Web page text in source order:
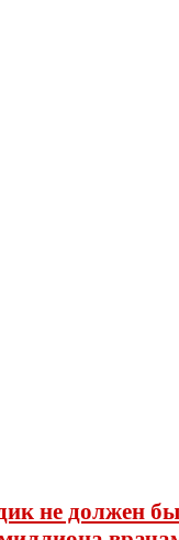
не должен